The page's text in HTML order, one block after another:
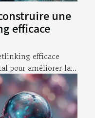
une
efficace
efficace
pour améliorer la...